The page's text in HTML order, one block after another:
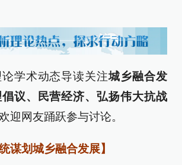
学术动态导读关注城乡融合发
议、民营经济、弘扬伟大抗战
迎网友踊跃参与讨论。
谋划城乡融合发展】